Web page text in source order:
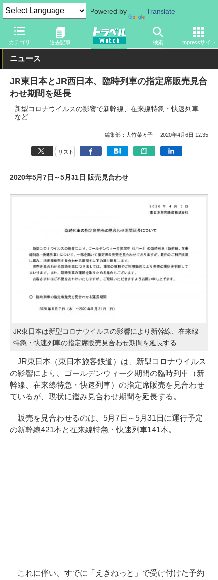
Powered by Translate
カテゴリ 過去記事 検索 Impressサイト
トラベル Watch 企業・政府・官庁 鉄道 JR
ニュース
JR東日本とJR西日本、臨時列車の指定席販売見合
わせ期間を延長
新型コロナウイルスの影響で新幹線、在来線特急・快速列車
など
編集部：大竹菜々子 2020年4月6日 12:35
リスト
2020年5月7日～5月31日 販売見合わせ
JR東日本は新型コロナウイルスの影響により新幹線、在来線
特急・快速列車の指定席販売見合わせ期間を延長する
JR東日本（東日本旅客鉄道）は、新型コロナウイルス
の影響により、ゴールデンウィーク期間の臨時列車（新
幹線、在来線特急・快速列車）の指定席販売を見合わせ
ているが、現状に鑑み見合わせ期間を延長する。
販売を見合わせるのは、5月7日～5月31日に運行予定
の新幹線421本と在来線特急・快速列車141本。
これに伴い、すでに「えきねっと」で受け付けた予約